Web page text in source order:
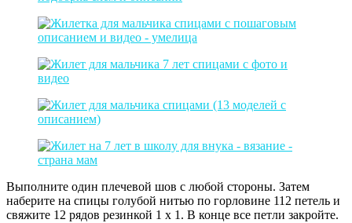
Выполните один плечевой шов с любой стороны. Затем
наберите на спицы голубой нитью по горловине 112 петель и
свяжите 12 рядов резинкой 1 х 1. В конце все петли закройте.